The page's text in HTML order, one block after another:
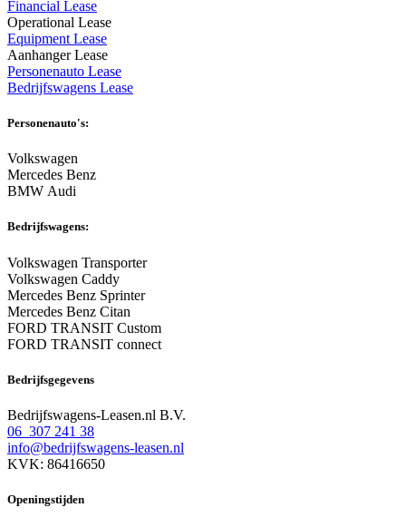
Financial Lease
Operational Lease
Equipment Lease
Aanhanger Lease
Personenauto Lease
Bedrijfswagens Lease
Personenauto's:
Volkswagen
Mercedes Benz
BMW Audi
Bedrijfswagens:
Volkswagen Transporter
Volkswagen Caddy
Mercedes Benz Sprinter
Mercedes Benz Citan
FORD TRANSIT Custom
FORD TRANSIT connect
Bedrijfsgegevens
Bedrijfswagens-Leasen.nl B.V.
06 307 241 38
info@bedrijfswagens-leasen.nl
KVK: 86416650
Openingstijden